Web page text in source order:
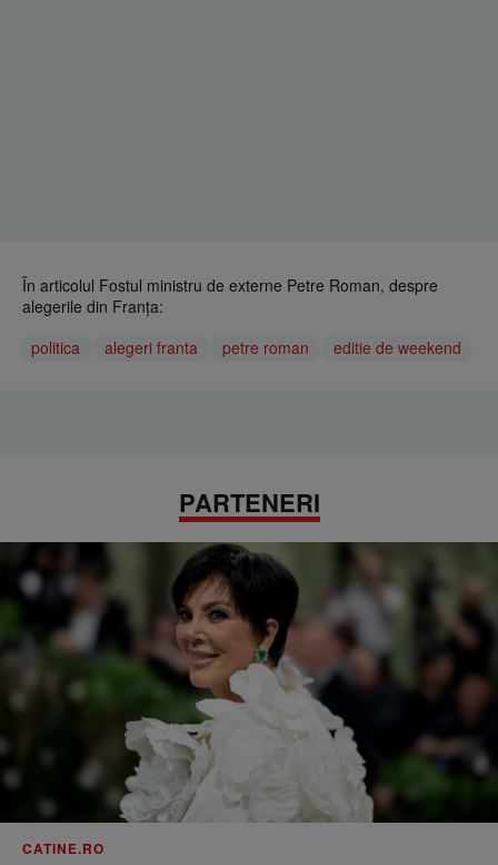
În articolul Fostul ministru de externe Petre Roman, despre
alegerile din Franţa:
politica
alegeri franta petre roman editie de weekend
PARTENERI
CATINE.RO